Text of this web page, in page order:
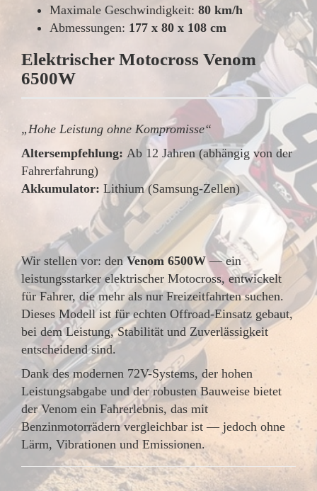
Maximale Geschwindigkeit: 80 km/h
Abmessungen: 177 x 80 x 108 cm
Elektrischer Motocross Venom
6500W
„Hohe Leistung ohne Kompromisse“
Altersempfehlung: Ab 12 Jahren (abhängig von der
Fahrerfahrung)
Akkumulator: Lithium (Samsung-Zellen)
Wir stellen vor: denVenom 6500W— ein
leistungsstarker elektrischer Motocross, entwickelt
für Fahrer, die mehr als nur Freizeitfahrten suchen.
Dieses Modell ist für echten Offroad-Einsatz gebaut,
bei dem Leistung, Stabilität und Zuverlässigkeit
entscheidend sind.
Dank des modernen 72V-Systems, der hohen
Leistungsabgabe und der robusten Bauweise bietet
der Venom ein Fahrerlebnis, das mit
Benzinmotorrädern vergleichbar ist — jedoch ohne
Lärm, Vibrationen und Emissionen.